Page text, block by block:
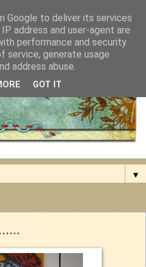
▼
Google to deliver its services
address and user-agent are
performance and security
service, generate usage
address abuse.
GOT IT